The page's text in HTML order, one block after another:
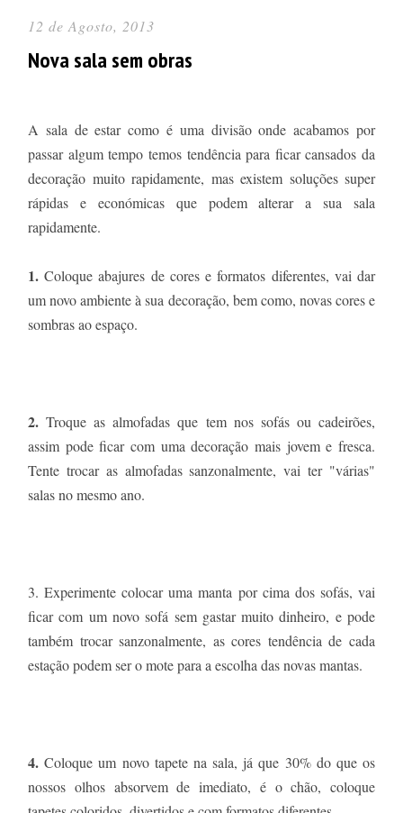
12 de Agosto, 2013
Nova sala sem obras
A sala de estar como é uma divisão onde acabamos por
passar algum tempo temos tendência para ficar cansados da
decoração muito rapidamente, mas existem soluções super
rápidas e económicas que podem alterar a sua sala
rapidamente.
1. Coloque abajures de cores e formatos diferentes, vai dar
um novo ambiente à sua decoração, bem como, novas cores e
sombras ao espaço.
2. Troque as almofadas que tem nos sofás ou cadeirões,
assim pode ficar com uma decoração mais jovem e fresca.
Tente trocar as almofadas sanzonalmente, vai ter "várias"
salas no mesmo ano.
3. Experimente colocar uma manta por cima dos sofás, vai
ficar com um novo sofá sem gastar muito dinheiro, e pode
também trocar sanzonalmente, as cores tendência de cada
estação podem ser o mote para a escolha das novas mantas.
4. Coloque um novo tapete na sala, já que 30% do que os
nossos olhos absorvem de imediato, é o chão, coloque